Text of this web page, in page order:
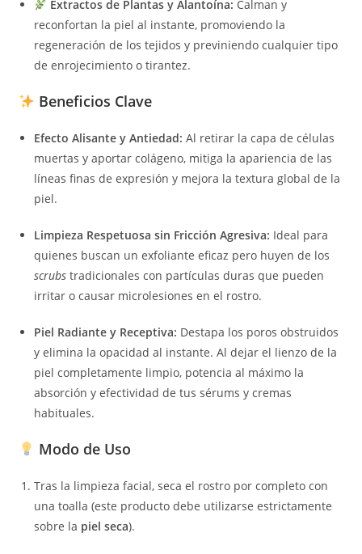
Extractos de Plantas y Alantoína: Calman y
reconfortan la piel al instante, promoviendo la
regeneración de los tejidos y previniendo cualquier tipo
de enrojecimiento o tirantez.
Beneficios Clave
Efecto Alisante y Antiedad: Al retirar la capa de células
muertas y aportar colágeno, mitiga la apariencia de las
líneas finas de expresión y mejora la textura global de la
piel.
Limpieza Respetuosa sin Fricción Agresiva: Ideal para
quienes buscan un exfoliante eficaz pero huyen de los
scrubs tradicionales con partículas duras que pueden
irritar o causar microlesiones en el rostro.
Piel Radiante y Receptiva: Destapa los poros obstruidos
y elimina la opacidad al instante. Al dejar el lienzo de la
piel completamente limpio, potencia al máximo la
absorción y efectividad de tus sérums y cremas
habituales.
Modo de Uso
Tras la limpieza facial, seca el rostro por completo con
una toalla (este producto debe utilizarse estrictamente
sobre la piel seca).